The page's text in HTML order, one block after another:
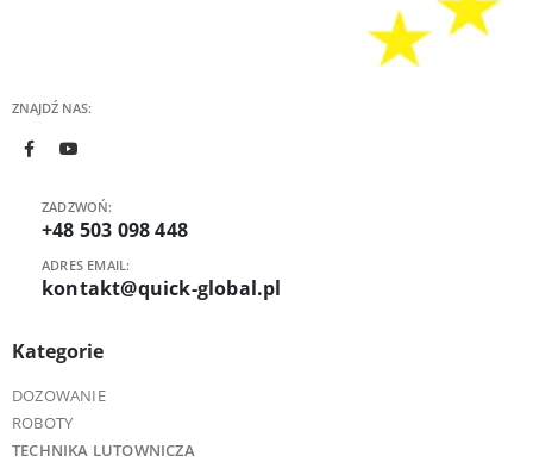
ZNAJDŹ NAS:
ZADZWOŃ:
+48 503 098 448
ADRES EMAIL:
kontakt@quick-global.pl
Kategorie
DOZOWANIE
ROBOTY
TECHNIKA LUTOWNICZA